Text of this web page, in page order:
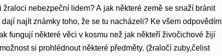
nebezpeční lidem? A jak některé země se snaží bránit
najít známky toho, že se tu nacházeli? Ke všem odpovědím
fungují některé věci v kosmu než jak někteří živočichové žijí
si prohlédnout některé předměty. (žraločí zuby,čelist